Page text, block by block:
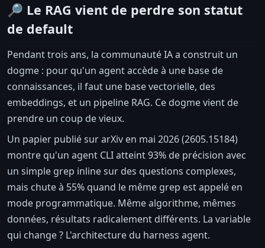
🔎 Le RAG vient de perdre son statut
de default
Pendant trois ans, la communauté IA a construit un
dogme : pour qu'un agent accède à une base de
connaissances, il faut une base vectorielle, des
embeddings, et un pipeline RAG. Ce dogme vient de
prendre un coup de vieux.
Un papier publié sur arXiv en mai 2026 (2605.15184)
montre qu'un agent CLI atteint 93% de précision avec
un simple grep inline sur des questions complexes,
mais chute à 55% quand le même grep est appelé en
mode programmatique. Même algorithme, mêmes
données, résultats radicalement différents. La variable
qui change ? L'architecture du harness agent.